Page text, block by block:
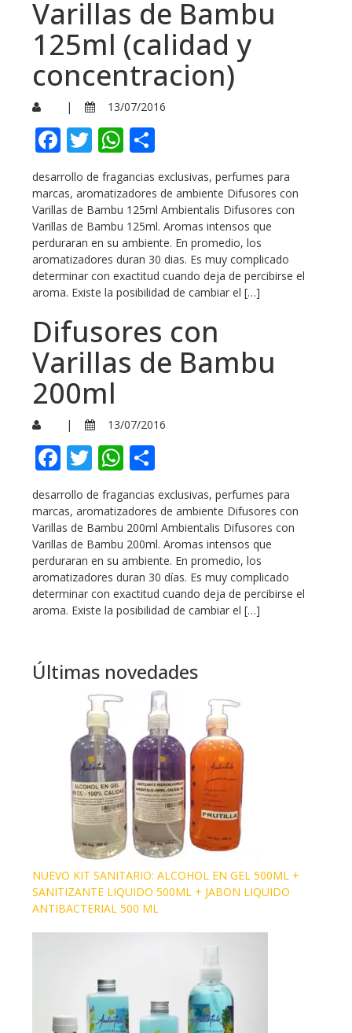
Varillas de Bambu
125ml (calidad y
concentracion)
| 13/07/2016
Facebook
TwitterWhatsApp
desarrollo de fragancias exclusivas, perfumes para
marcas, aromatizadores de ambiente Difusores con
Varillas de Bambu 125ml Ambientalis Difusores con
Varillas de Bambu 125ml. Aromas intensos que
perduraran en su ambiente. En promedio, los
aromatizadores duran 30 dias. Es muy complicado
determinar con exactitud cuando deja de percibirse el
aroma. Existe la posibilidad de cambiar el […]
Difusores con
Varillas de Bambu
200ml
| 13/07/2016
Facebook
TwitterWhatsApp
desarrollo de fragancias exclusivas, perfumes para
marcas, aromatizadores de ambiente Difusores con
Varillas de Bambu 200ml Ambientalis Difusores con
Varillas de Bambu 200ml. Aromas intensos que
perduraran en su ambiente. En promedio, los
aromatizadores duran 30 días. Es muy complicado
determinar con exactitud cuando deja de percibirse el
aroma. Existe la posibilidad de cambiar el […]
Últimas novedades
NUEVO KIT SANITARIO: ALCOHOL EN GEL 500ML +
SANITIZANTE LIQUIDO 500ML + JABON LIQUIDO
ANTIBACTERIAL 500 ML